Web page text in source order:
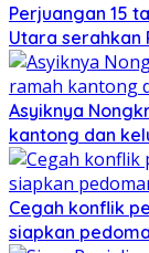
Perjuangan 15
Utara serahkan
Asyiknya
kantong dan
Cegah konflik
siapkan